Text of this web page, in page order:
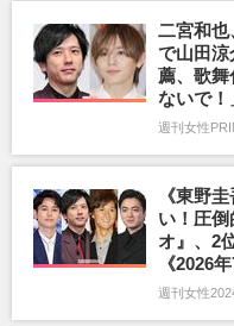
二宮和也
で山田涼
薦、歌舞
ないで！
週刊女性
《東野
い！圧
オ』、2
《2026
週刊女性